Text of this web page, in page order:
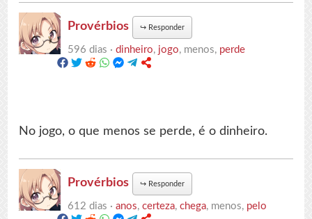
Provérbios ↪ Responder
596 dias ·dinheiro, jogo, menos, perde
No jogo, o que menos se perde, é o dinheiro.
Provérbios ↪ Responder
612 dias ·anos,certeza,chega, menos, pelo